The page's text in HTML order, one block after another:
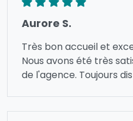
Aurore S.
Très bon accueil et
Nous avons été très
de l'agence. Toujours